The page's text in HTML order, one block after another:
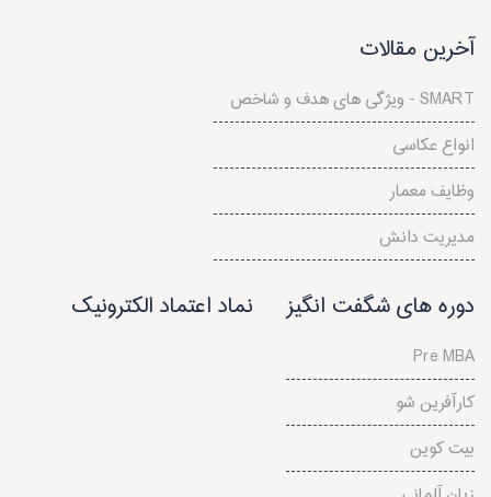
آخرین مقالات
ویژگی های هدف و شاخص - SMART
انواع عکاسی
وظایف معمار
مدیریت دانش
دوره های شگفت انگیز
Pre MBA
کارآفرین شو
بیت کوین
نماد اعتماد الکترونیک